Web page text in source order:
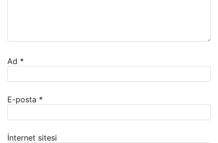
Ad *
E-posta *
İnternet sitesi